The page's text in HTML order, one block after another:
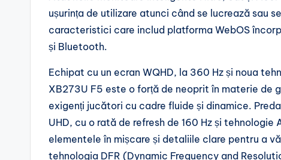
ușurința de utilizare atunci când se lucrează sau
caracteristici care includ platforma WebOS
și Bluetooth.
Echipat cu un ecran WQHD, la 360 Hz și noua
XB273U F5 este o forță de neoprit în materie de
exigenți jucători cu cadre fluide și dinamice.
UHD, cu o rată de refresh de 160 Hz și
elementele în mișcare și detaliile clare pentru a
tehnologia DFR (Dynamic Frequency and